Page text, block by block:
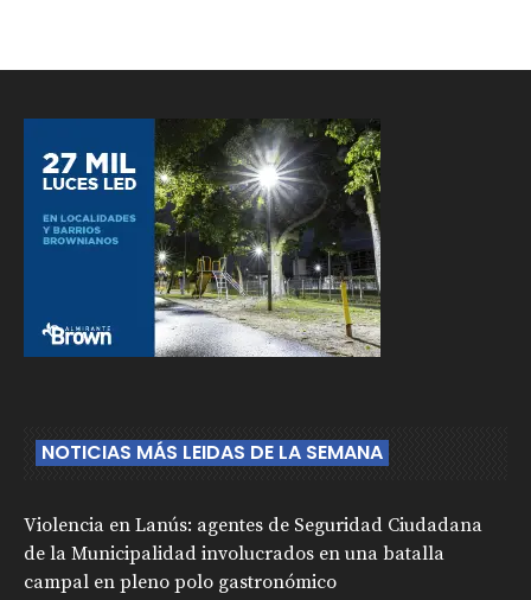
NOTICIAS MÁS LEIDAS DE LA SEMANA
Violencia en Lanús: agentes de Seguridad Ciudadana
de la Municipalidad involucrados en una batalla
campal en pleno polo gastronómico